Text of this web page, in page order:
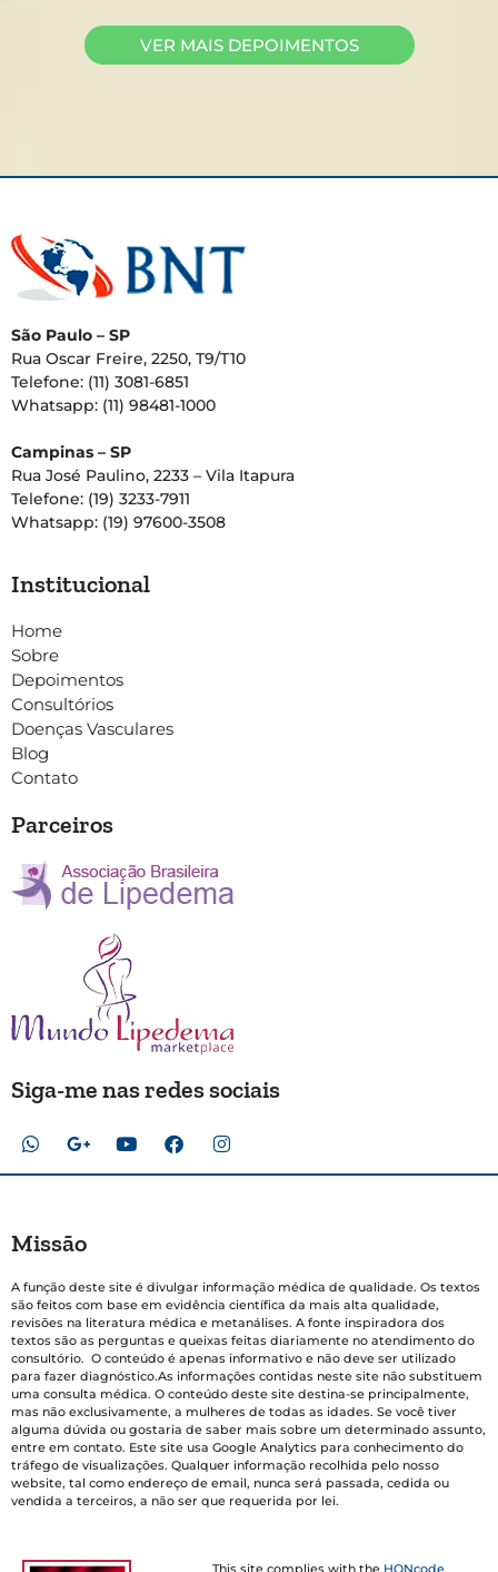
VER MAIS DEPOIMENTOS
São Paulo – SP
Rua Oscar Freire, 2250, T9/T10
Telefone: (11) 3081-6851
Whatsapp: (11) 98481-1000
Campinas – SP
Rua José Paulino, 2233 – Vila Itapura
Telefone: (19) 3233-7911
Whatsapp: (19) 97600-3508
Institucional
Home
Sobre
Depoimentos
Consultórios
Doenças Vasculares
Blog
Contato
Parceiros
Siga-me nas redes sociais
Missão
A função deste site é divulgar informação médica de qualidade. Os textos
são feitos com base em evidência científica da mais alta qualidade,
revisões na literatura médica e metanálises. A fonte inspiradora dos
textos são as perguntas e queixas feitas diariamente no atendimento do
consultório. O conteúdo é apenas informativo e não deve ser utilizado
para fazer diagnóstico.As informações contidas neste site não substituem
uma consulta médica. O conteúdo deste site destina-se principalmente,
mas não exclusivamente, a mulheres de todas as idades. Se você tiver
alguma dúvida ou gostaria de saber mais sobre um determinado assunto,
entre em contato. Este site usa Google Analytics para conhecimento do
tráfego de visualizações. Qualquer informação recolhida pelo nosso
website, tal como endereço de email, nunca será passada, cedida ou
vendida a terceiros, a não ser que requerida por lei.
This site complies with the HONcode